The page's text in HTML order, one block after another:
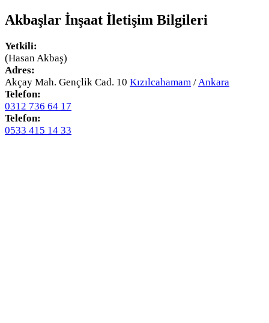
Akbaşlar İnşaat İletişim Bilgileri
Yetkili:
(Hasan Akbaş)
Adres:
Akçay Mah. Gençlik Cad. 10 Kızılcahamam / Ankara
Telefon:
0312 736 64 17
Telefon:
0533 415 14 33